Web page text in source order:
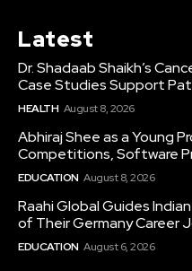
Latest
Dr. Shadaab Shaikh’s
Case Studies Support
HEALTH August 8, 2026
Abhiraj Shee as a Young
Competitions, Software
EDUCATION August 8, 2026
Raahi Global Guides
of Their Germany Career
EDUCATION August 6, 2026